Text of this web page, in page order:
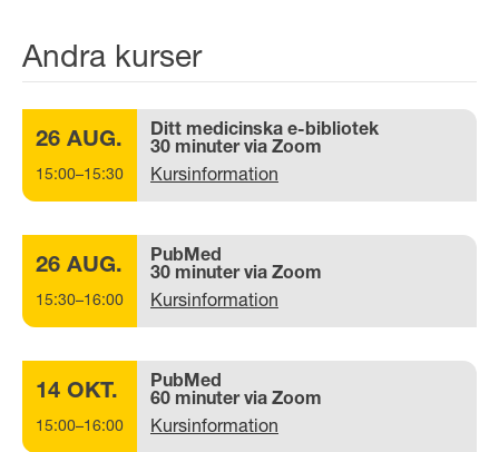
Andra kurser
26 AUG.
15:00–15:30
Ditt medicinska e-bibliotek
30 minuter via Zoom
Kursinformation
26 AUG.
15:30–16:00
PubMed
30 minuter via Zoom
Kursinformation
14 OKT.
15:00–16:00
PubMed
60 minuter via Zoom
Kursinformation